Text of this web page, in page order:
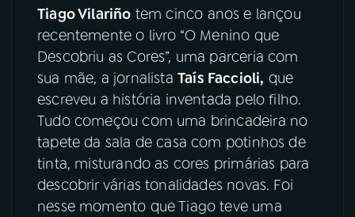
YouTube Facebook
Instagram X
TikTok
Tiago Vilariño tem cinco anos e lançou
recentemente o livro “O Menino que
Descobriu as Cores”, uma parceria com
sua mãe, a jornalista Taís Faccioli, que
escreveu a história inventada pelo filho.
Tudo começou com uma brincadeira no
tapete da sala de casa com potinhos de
tinta, misturando as cores primárias para
descobrir várias tonalidades novas. Foi
nesse momento que Tiago teve uma